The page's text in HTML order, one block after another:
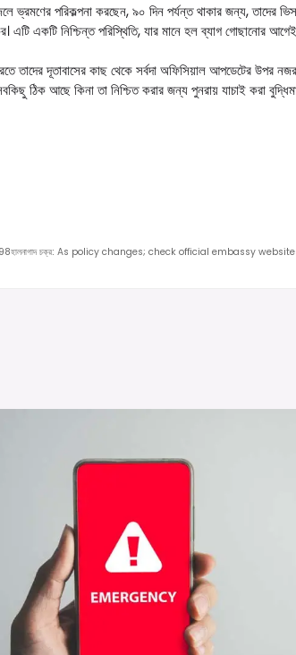
ভ্রমণের পরিকল্পনা করছেন, ৯০ দিন পর্যন্ত থাকার জন্য, তাদের
একটি নিশ্চিন্ত পরিস্থিতি, যার মানে হল ব্যাগ গোছানোর
তাদের দূতাবাসের কাছ থেকে সর্বদা অফিসিয়াল আপডেটের উপর
ঠিক আছে কিনা তা নিশ্চিত করার জন্য পুনরায় যাচাই করা
হালনাগাদ চক্র: As policy changes; check official embassy